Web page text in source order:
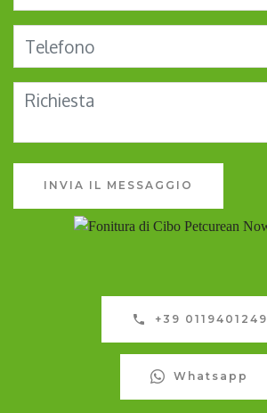
INVIA IL MESSAGGIO
+39 0119401249
Whatsapp